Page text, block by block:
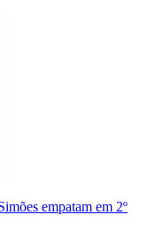
empatam em 2º